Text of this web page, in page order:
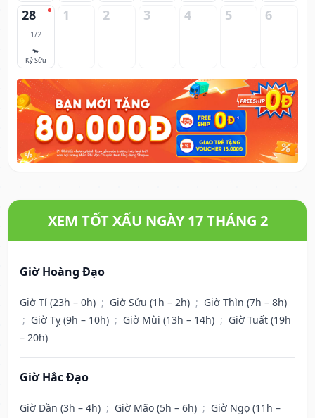
28
1/2
🐂
Kỷ Sửu
1 2 3 4 5 6
XEM TỐT XẤU NGÀY 17 THÁNG 2
Giờ Hoàng Đạo
Giờ Tí (23h – 0h) ; Giờ Sửu (1h – 2h) ; Giờ Thìn (7h – 8h)
; Giờ Tỵ (9h – 10h) ; Giờ Mùi (13h – 14h) ; Giờ Tuất (19h
– 20h)
Giờ Hắc Đạo
Giờ Dần (3h – 4h) ; Giờ Mão (5h – 6h) ; Giờ Ngọ (11h –